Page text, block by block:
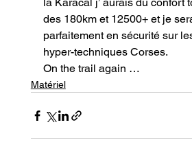
la Karacal j’ aurais du confort
des 180km et 12500+ et je
parfaitement en sécurité sur
hyper-techniques Corses.
On the trail again …
Matériel